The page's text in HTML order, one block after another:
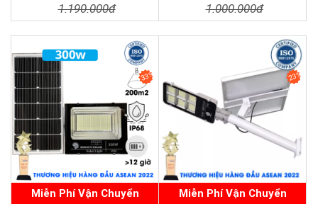
Thương hiệu dẫn đầu Việt Nam 2023
1.190.000đ 1.000.000đ
33%
Miễn Phí Vận Chuyển
23%
Miễn Phí Vận Chuyển